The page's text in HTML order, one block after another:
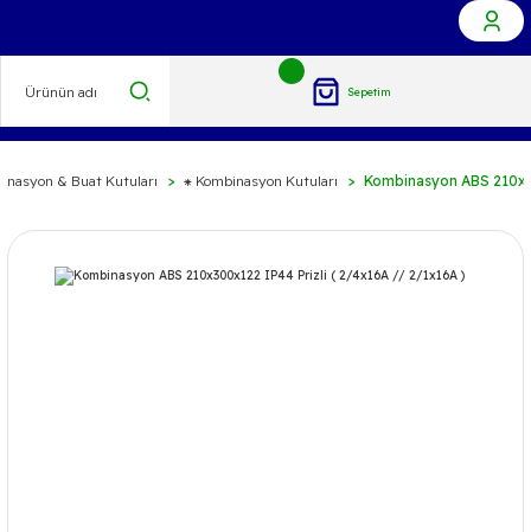
Sepetim
& Buat Kutuları ⁕ Kombinasyon Kutuları Kombinasyon ABS